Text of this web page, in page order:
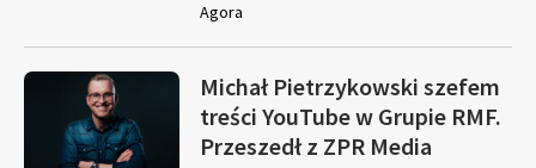
Agora
Michał Pietrzykowski szefem
treści YouTube w Grupie RMF.
Przeszedł z ZPR Media